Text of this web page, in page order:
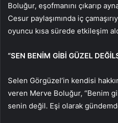
Boluğur, eşofmanını çıkarıp
Cesur paylaşımında iç
oyuncu kısa sürede etkileşim
“SEN BENİM GİBİ GÜZEL
Selen Görgüzel’in kendisi
veren Merve Boluğur, “Benim
senin değil. Eşi olarak